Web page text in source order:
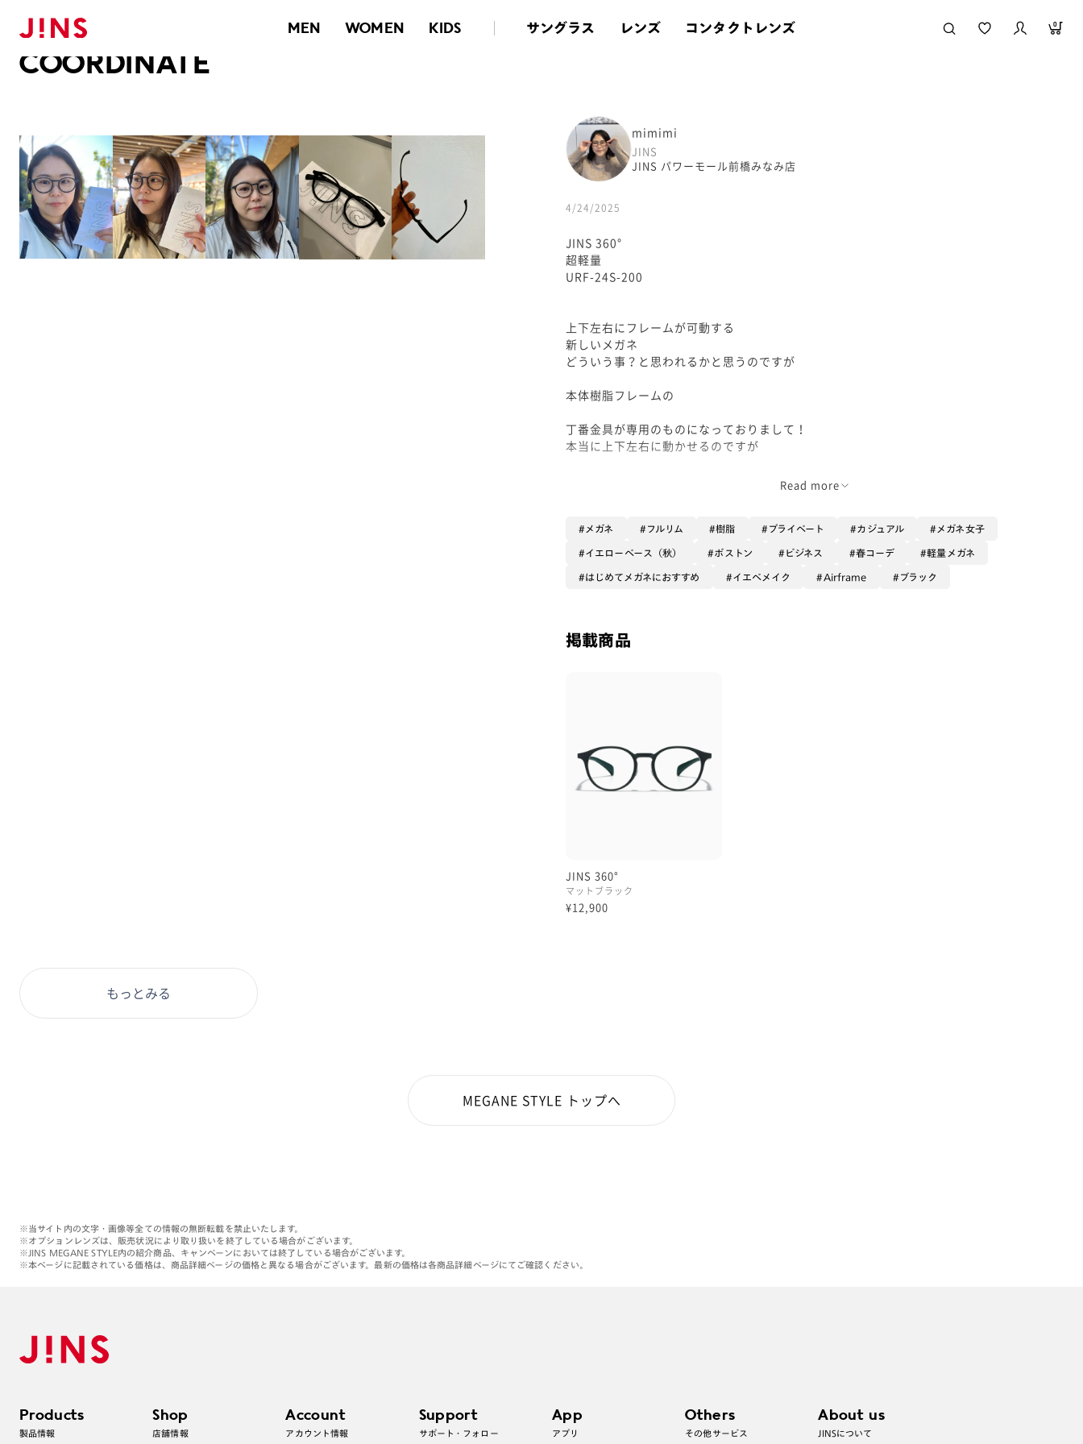
MEN WOMEN KIDS サングラス レンズ コンタクトレンズ 0
メガネのJINS TOP
COORDINATE
mimimi
JINS
JINS パワーモール前橋みなみ店
4/24/2025
JINS 360°
超軽量
URF-24S-200
上下左右にフレームが可動する
新しいメガネ
どういう事？と思われるかと思うのですが
本体樹脂フレームの
丁番金具が専用のものになっておりまして！
本当に上下左右に動かせるのですが
元の位置に戻ってくるのがすごいところです☺️
かけごごちも軽く楽なかけ心地をしています。
シンプルでステキなデザインのフレームで
ハズレがない人気の形が揃っております！
どれが似合うか
かけてみると良いかと思います😆
鼻パッドは一体型モデル
⚠︎写真のケースは先着無くなり次第終了☑️です。
Read more
メガネ フルリム 樹脂 プライベート カジュアル メガネ女子
イエローベース（秋） ボストン ビジネス 春コーデ 軽量メガネ
はじめてメガネにおすすめ イエベメイク Airframe ブラック
掲載商品
JINS 360°
マットブラック
¥12,900
もっとみる
MEGANE STYLE トップへ
※当サイト内の文字・画像等全ての情報の無断転載を禁止いたします。
※オプションレンズは、販売状況により取り扱いを終了している場合がございます。
※JINS MEGANE STYLE内の紹介商品、キャンペーンにおいては終了している場合がございます。
※本ページに記載されている価格は、商品詳細ページの価格と異なる場合がございます。最新の価格は各商品詳細ページにてご確認ください。
Products
製品情報
Shop
店舗情報
Account
アカウント情報
Support
サポート・フォロー
App
アプリ
Others
その他サービス
About us
JINSについて